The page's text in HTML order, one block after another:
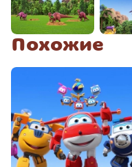
Похожие